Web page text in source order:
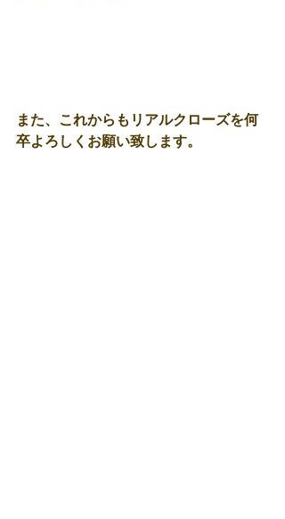
また、これからもリアルクローズを何
卒よろしくお願い致します。